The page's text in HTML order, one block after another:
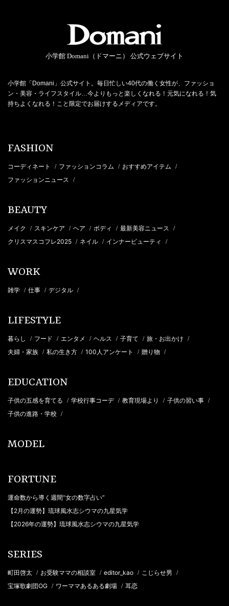
小学館 Domani（ドマーニ） 公式ウェブサイト
小学館「Domani」公式サイト。毎日忙しい40代の働く女性が、ファッショ
ン・美容・ライフスタイル…今よりもっと楽しくなれる！元気になれる！気
持ちよくなれる！こと限定でお届けするメディアです。
FASHION
コーディネート / ファッションコラム / おすすめアイテム /
ファッションニュース /
BEAUTY
メイク / スキンケア / ヘア / ボディ / 最新美容ニュース /
クリスマスコフレ2025 / ネイル / インナービューティ /
WORK
雑学 / 仕事 / デジタル /
LIFESTYLE
暮らし / フード / エンタメ / ヘルス / 子育て / 旅・お出かけ /
夫婦・家族 / 私の生き方 / 100人アンケート / 贈り物 /
EDUCATION
子供の五感を育てる / 学校行事コーデ / 教育現場より / 子供の習い事 /
子供の進路・学校 /
MODEL
FORTUNE
運命数から導く週間“女の数字占い”
【2月の運勢】琉球風水志シウマの九星気学
【2026年の運勢】琉球風水志シウマの九星気学
SERIES
町田啓太 / お受験ママの相談室 / editor_kao / こじらせ男 /
宝塚歌劇団OG / ワーママあるある劇場 / 耳恋